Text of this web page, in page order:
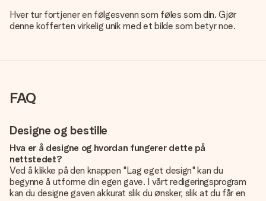
Hver tur fortjener en følgesvenn som føles som din. Gjør
denne kofferten virkelig unik med et bilde som betyr noe.
FAQ
Designe og bestille
Hva er å designe og hvordan fungerer dette på
nettstedet?
Ved å klikke på den knappen "Lag eget design" kan du
begynne å utforme din egen gave. I vårt redigeringsprogram
kan du designe gaven akkurat slik du ønsker, slik at du får en